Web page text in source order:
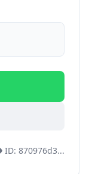
ID: 870976d3...